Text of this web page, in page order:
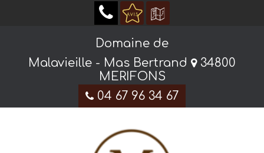
Domaine de
Malavieille - Mas Bertrand
34800
MERIFONS
04 67 96 34 67